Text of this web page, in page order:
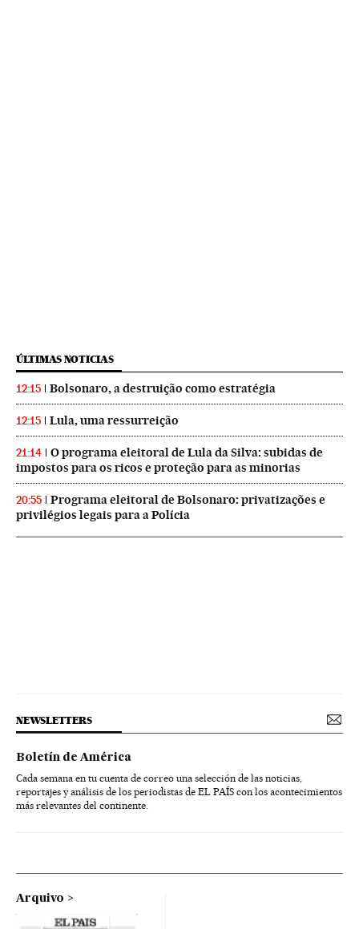
ÚLTIMAS NOTICIAS
12:15 Bolsonaro, a destruição como estratégia
12:15 Lula, uma ressurreição
21:14
O programa eleitoral de Lula da Silva: subidas de
impostos para os ricos e proteção para as minorias
20:55
Programa eleitoral de Bolsonaro: privatizações e
privilégios legais para a Polícia
NEWSLETTERS
Boletín de América
Cada semana en tu cuenta de correo una selección de las noticias,
reportajes y análisis de los periodistas de EL PAÍS con los acontecimientos
más relevantes del continente.
Arquivo